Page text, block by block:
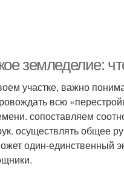
земледелие:
участке, важно
всю
сопоставляем
осуществлять общее
один-единственный